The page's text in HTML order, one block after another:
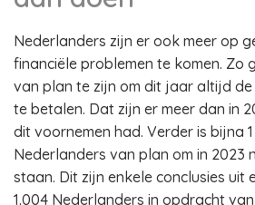
Nederlanders zijn er ook meer op
financiële problemen te komen. Zo
van plan te zijn om dit jaar altijd
te betalen. Dat zijn er meer dan in
dit voornemen had. Verder is bijna
Nederlanders van plan om in 2023
staan. Dit zijn enkele conclusies uit
1.004 Nederlanders in opdracht